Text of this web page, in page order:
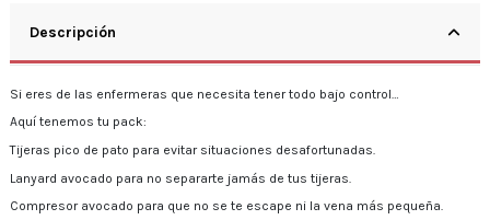
Descripción
Si eres de las enfermeras que necesita tener todo bajo control…
Aquí tenemos tu pack:
Tijeras pico de pato para evitar situaciones desafortunadas.
Lanyard avocado para no separarte jamás de tus tijeras.
Compresor avocado para que no se te escape ni la vena más pequeña.